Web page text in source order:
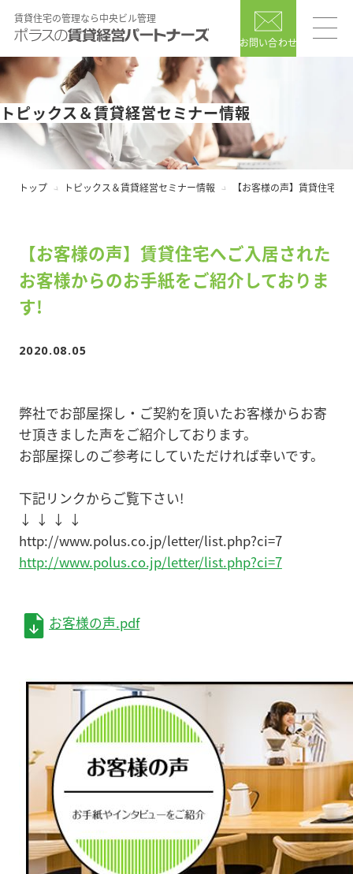
賃貸住宅の管理なら中央ビル管理
お問い合わせ
トピックス＆賃貸経営セミナー情報
トップ トピックス＆賃貸経営セミナー情報 【お客様の声】賃貸住宅
【お客様の声】賃貸住宅へご入居された
お客様からのお手紙をご紹介しておりま
す!
2020.08.05
弊社でお部屋探し・ご契約を頂いたお客様からお寄
せ頂きました声をご紹介しております。
お部屋探しのご参考にしていただければ幸いです。
下記リンクからご覧下さい!
↓ ↓ ↓ ↓
http://www.polus.co.jp/letter/list.php?ci=7
http://www.polus.co.jp/letter/list.php?ci=7
お客様の声.pdf